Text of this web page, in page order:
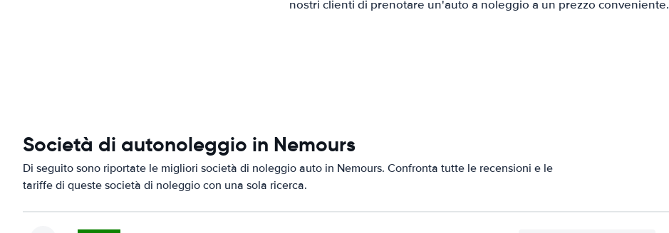
nostri clienti di prenotare un'auto a noleggio a un prezzo conveniente.
Società di autonoleggio in Nemours
Di seguito sono riportate le migliori società di noleggio auto in Nemours. Confronta tutte le recensioni e le
tariffe di queste società di noleggio con una sola ricerca.